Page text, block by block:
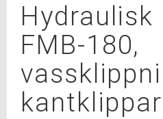
Hydraulisk
FMB-180,